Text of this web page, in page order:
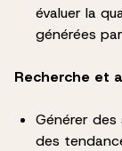
évaluer la
générées par
Recherche et
Générer
des